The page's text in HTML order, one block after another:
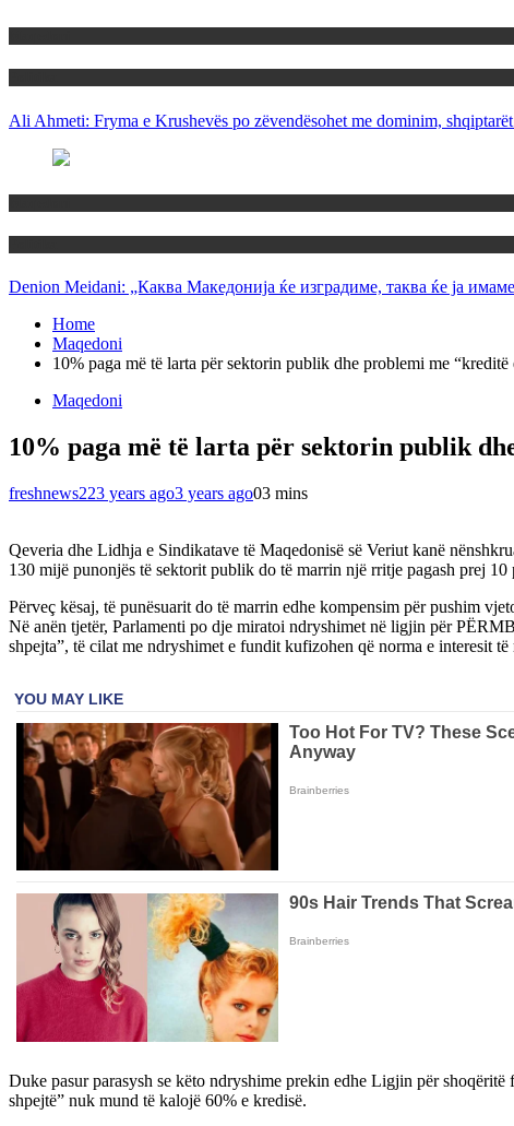
Ali Ahmeti: Fryma e Krushevës po zëvendësohet me dominim,
Denion Meidani: „Каква Македонија ќе изградиме, таква ќе ја
Home
Maqedoni
10% paga më të larta për sektorin publik dhe problemi me
Maqedoni
10% paga më të larta për sektorin publik
freshnews223 years ago3 years ago03 mins
Qeveria dhe Lidhja e Sindikatave të Maqedonisë së Veriut kanë
130 mijë punonjës të sektorit publik do të marrin një rritje pagash prej
Përveç kësaj, të punësuarit do të marrin edhe kompensim për pushim
Në anën tjetër, Parlamenti po dje miratoi ndryshimet në ligjin për
shpejta”, të cilat me ndryshimet e fundit kufizohen që norma e interesit
Duke pasur parasysh se këto ndryshime prekin edhe Ligjin për
shpejtë” nuk mund të kalojë 60% e kredisë.